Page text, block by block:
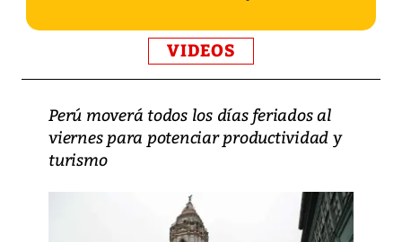
VIDEOS
Perú moverá todos los días feriados al
viernes para potenciar productividad y
turismo